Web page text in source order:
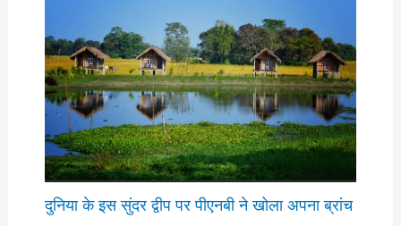
दुनिया के इस सुंदर द्वीप पर पीएनबी ने खोला अपना ब्रांच